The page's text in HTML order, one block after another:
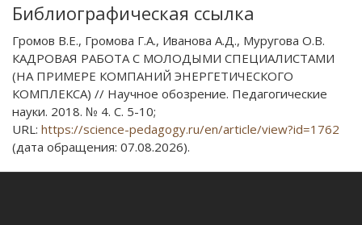
Библиографическая ссылка
Громов В.Е., Громова Г.А., Иванова А.Д., Муругова О.В.
КАДРОВАЯ РАБОТА С МОЛОДЫМИ СПЕЦИАЛИСТАМИ
(НА ПРИМЕРЕ КОМПАНИЙ ЭНЕРГЕТИЧЕСКОГО
КОМПЛЕКСА) // Научное обозрение. Педагогические
науки. 2018. № 4. С. 5-10;
URL: https://science-pedagogy.ru/en/article/view?id=1762
(дата обращения: 07.08.2026).